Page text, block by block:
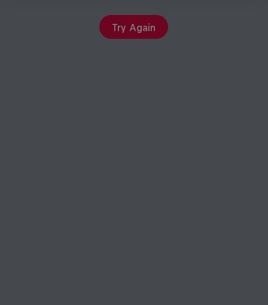
Try Again